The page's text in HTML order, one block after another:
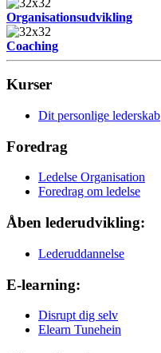
Organisationsudvikling
Coaching
Kurser
Dit personlige lederskab
Foredrag
Ledelse Organisation
Foredrag om ledelse
Åben lederudvikling:
Lederuddannelse
E-learning:
Disrupt dig selv
Elearn Tunehein